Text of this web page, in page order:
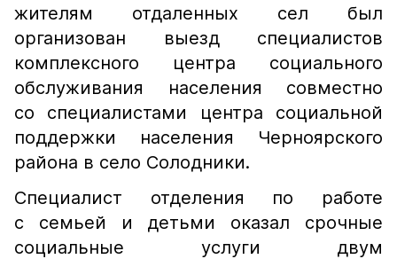
жителям отдаленных сел был
организован выезд специалистов
комплексного центра социального
обслуживания населения совместно
со специалистами центра социальной
поддержки населения Черноярского
района в село Солодники.
Специалист отделения по работе
с семьей и детьми оказал срочные
социальные услуги двум